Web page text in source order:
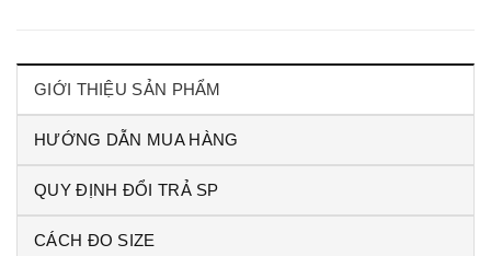
GIỚI THIỆU SẢN PHẨM
HƯỚNG DẪN MUA HÀNG
QUY ĐỊNH ĐỔI TRẢ SP
CÁCH ĐO SIZE